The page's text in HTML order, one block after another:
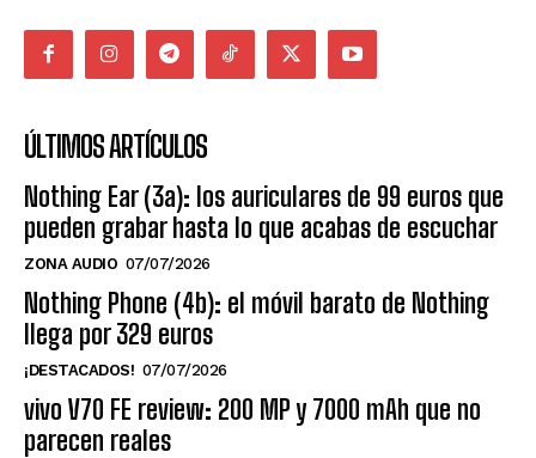
ÚLTIMOS ARTÍCULOS
Nothing Ear (3a): los auriculares de 99 euros que
pueden grabar hasta lo que acabas de escuchar
ZONA AUDIO 07/07/2026
Nothing Phone (4b): el móvil barato de Nothing
llega por 329 euros
¡DESTACADOS! 07/07/2026
vivo V70 FE review: 200 MP y 7000 mAh que no
parecen reales